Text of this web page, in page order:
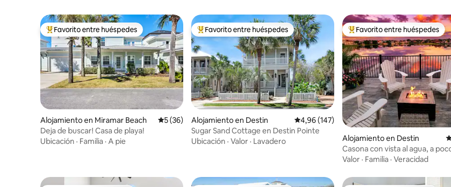
Favorito entre los huéspedes más destacados
Favorito entre huéspedes
Alojamiento en Miramar Beach Calificación promedio: 5 de 5. 36 evaluaciones
5 (36)
Deja de buscar! Casa de playa!
Ubicación · Familia · A pie
Favorito entre los huéspedes más destacados
Favorito entre huéspedes
Alojamiento en Destin Calificación promedio: 4,96 de 5. 147
4,96 (147)
Sugar Sand Cottage en Destin Pointe
Ubicación · Valor · Lavadero
Favorito entre los huéspedes
Favorito entre huéspedes
Alojamiento en Destin
Casona con vista al agua, a
de la playa, cama king, pileta
Valor · Familia · Veracidad